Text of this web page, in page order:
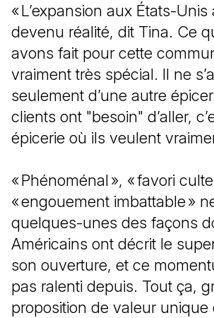
« L’expansion aux États-
devenu réalité, dit Tina. Ce
avons fait pour cette
vraiment très spécial. Il ne
seulement d’une autre
clients ont "besoin" d’aller,
épicerie où ils veulent
« Phénoménal », « favori
« engouement imbattable »
quelques-unes des façons
Américains ont décrit le
son ouverture, et ce
pas ralenti depuis. Tout ça,
proposition de valeur unique